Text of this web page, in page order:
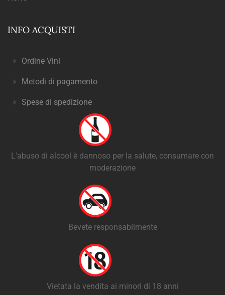
INFO ACQUISTI
Ordine Vini
Metodi di pagamento
Spese di spedizione
L'abuso di alcool è dannoso per la salute, consumare con
moderazione
Bevete responsabilmente
Vietata la vendita ai minori di 18 anni